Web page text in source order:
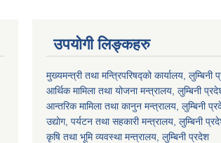
उपयोगी लिङ्कहरु
मुख्यमन्त्री तथा मन्त्रिपरिषद्को कार्यालय, लुम्बिनी
आर्थिक मामिला तथा योजना मन्त्रालय, लुम्बिनी
आन्तरिक मामिला तथा कानुन मन्त्रालय, लुम्बिनी
उद्योग, पर्यटन तथा सहकारी मन्त्रालय, लुम्बिनी
कृषि तथा भूमि व्यवस्था मन्त्रालय, लुम्बिनी प्रदेश